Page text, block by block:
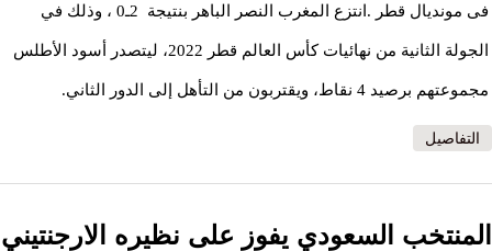
فى مونديال قطر .انتزع المغرب النصر الباهر بنتيجة 2ـ0 ، وذلك في
الجولة الثانية من نهائيات كأس العالم قطر 2022، ليتصدر أسود الأطلس
مجموعتهم برصيد 4 نقاط، ويقتربون من التأهل إلى الدور الثاني.
التفاصيل
المنتخب السعودي يفوز على نظيره الارجنتيني